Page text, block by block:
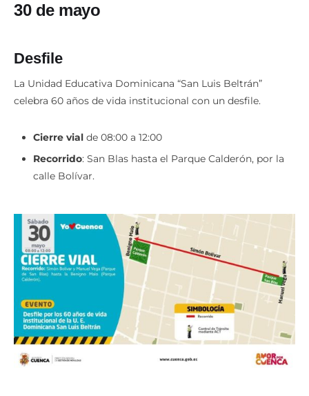
30 de mayo
Desfile
La Unidad Educativa Dominicana “San Luis Beltrán”
celebra 60 años de vida institucional con un desfile.
Cierre vial de 08:00 a 12:00
Recorrido: San Blas hasta el Parque Calderón, por la
calle Bolívar.